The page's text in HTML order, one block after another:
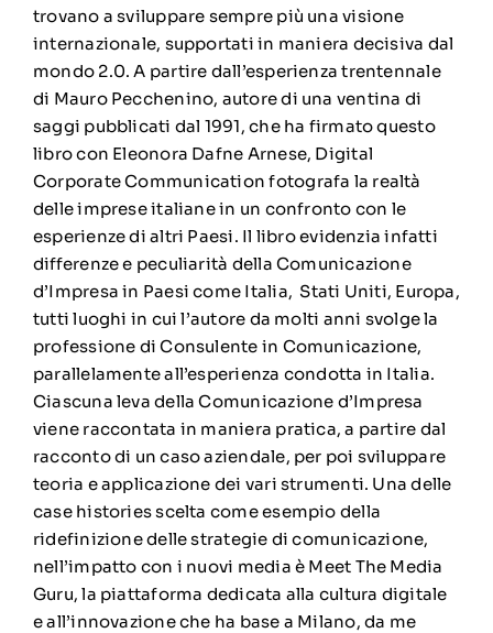
trovano a sviluppare sempre più una visione
internazionale, supportati in maniera decisiva dal
mondo 2.0. A partire dall’esperienza trentennale
di Mauro Pecchenino, autore di una ventina di
saggi pubblicati dal 1991, che ha firmato questo
libro con Eleonora Dafne Arnese, Digital
Corporate Communication fotografa la realtà
delle imprese italiane in un confronto con le
esperienze di altri Paesi. Il libro evidenzia infatti
differenze e peculiarità della Comunicazione
d’Impresa in Paesi come Italia, Stati Uniti, Europa,
tutti luoghi in cui l’autore da molti anni svolge la
professione di Consulente in Comunicazione,
parallelamente all’esperienza condotta in Italia.
Ciascuna leva della Comunicazione d’Impresa
viene raccontata in maniera pratica, a partire dal
racconto di un caso aziendale, per poi sviluppare
teoria e applicazione dei vari strumenti. Una delle
case histories scelta come esempio della
ridefinizione delle strategie di comunicazione,
nell’impatto con i nuovi media è Meet The Media
Guru, la piattaforma dedicata alla cultura digitale
e all’innovazione che ha base a Milano, da me